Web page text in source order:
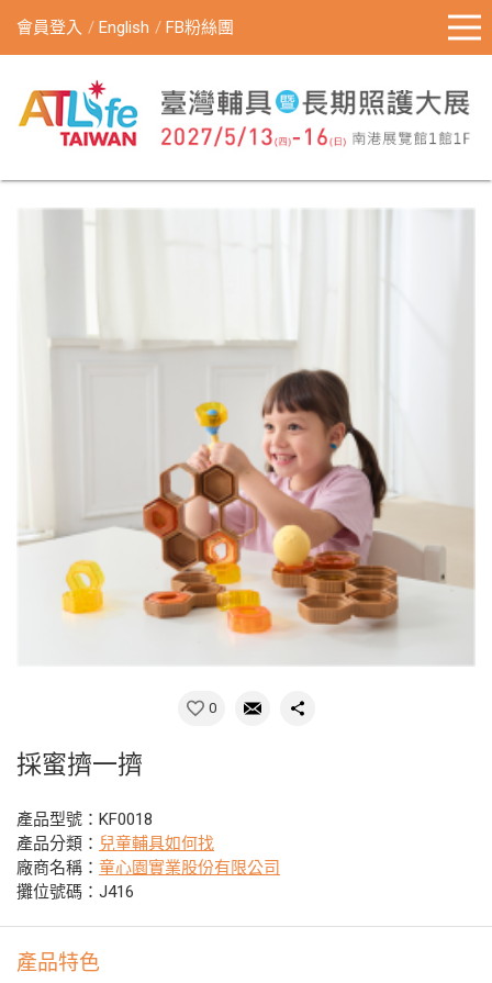
會員登入 English FB粉絲團
0
採蜜擠一擠
產品型號：KF0018
產品分類： 兒童輔具如何找
廠商名稱： 童心園實業股份有限公司
攤位號碼：J416
產品特色